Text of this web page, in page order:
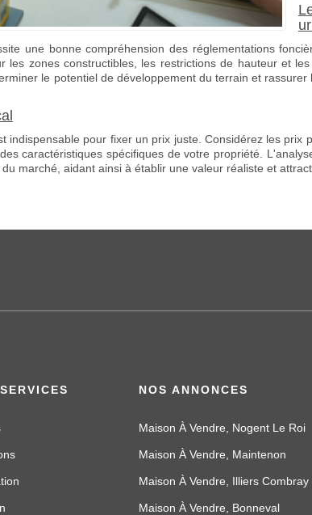
une bonne compréhension des réglementations
les zones constructibles, les restrictions de hauteur et
le potentiel de développement du terrain et
indispensable pour fixer un prix juste. Considérez les prix
caractéristiques spécifiques de votre propriété.
marché, aidant ainsi à établir une valeur réaliste et
NOS ANNONCES
Maison À Vendre, Nogent Le Roi
Maison À Vendre, Maintenon
Maison À Vendre, Illiers Combray
Maison À Vendre, Bonneval